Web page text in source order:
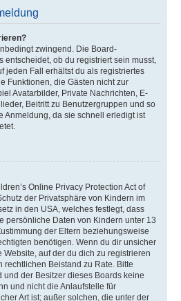
zwingend. Die Board-
entscheidet, ob du registriert sein musst,
jeden Fall erhältst du als registriertes
Funktionen, die Gästen nicht zur
Avatarbilder, Private Nachrichten, E-
Beitritt zu Benutzergruppen und so
Anmeldung, da sie schnell erledigt ist
Online Privacy Protection Act of
der Privatsphäre von Kindern im
in den USA, welches festlegt, dass
persönliche Daten von Kindern unter 13
der Eltern beziehungsweise
benötigen. Wenn du dir unsicher
Website, auf der du dich zu registrieren
rechtlichen Beistand zu Rate. Bitte
und der Besitzer dieses Boards keine
und nicht die Anlaufstelle für
Art ist; außer solchen, die unter der